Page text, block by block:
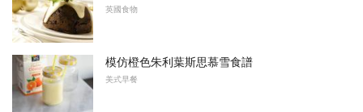
英國食物
模仿橙色朱利葉斯思慕雪食譜
美式早餐